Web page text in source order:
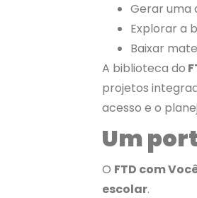
Gerar uma
Explorar a
Baixar
A biblioteca do
projetos
acesso e o
Um
O FTD com
escolar.